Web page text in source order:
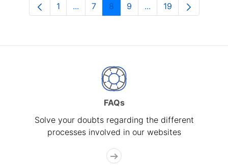
Page
1 ...Intermediate Pages Use TAB to
Page
7 Page
8 Page
9 ...Intermediate Pages
Page
19
FAQs
Solve your doubts regarding the different
processes involved in our websites